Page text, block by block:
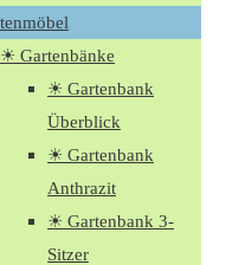
☀ Gartenbänke
☀ Gartenbank
Überblick
☀ Gartenbank
Anthrazit
☀ Gartenbank 3-
Sitzer